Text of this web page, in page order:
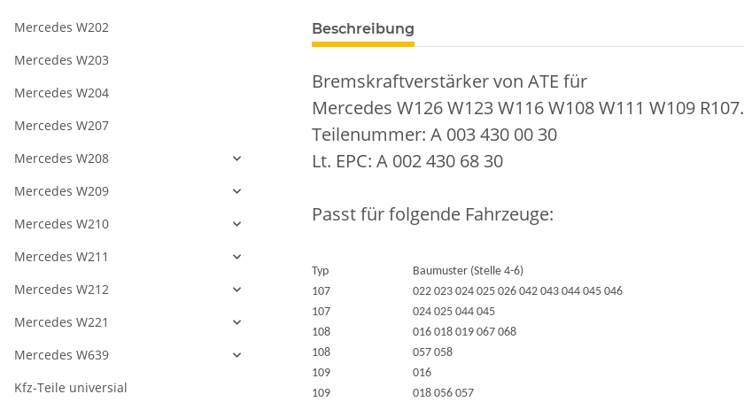
Beschreibung
Bremskraftverstärker von ATE für
Mercedes W126 W123 W116 W108 W111 W109 R107.
Teilenummer: A 003 430 00 30
Lt. EPC: A 002 430 68 30
Passt für folgende Fahrzeuge:
Typ
Baumuster (Stelle 4-6)
107
022 023 024 025 026 042 043 044 045 046
107
024 025 044 045
108
016 018 019 067 068
108
057 058
109
016
109
018 056 057
Mercedes W202
Mercedes W203
Mercedes W204
Mercedes W207
Mercedes W208
Mercedes W209
Mercedes W210
Mercedes W211
Mercedes W212
Mercedes W221
Mercedes W639
Kfz-Teile universial